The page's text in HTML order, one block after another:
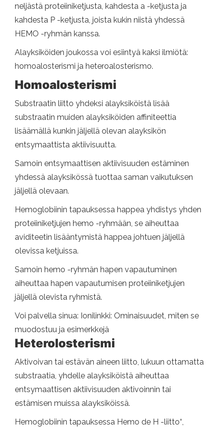
neljästä proteiiniketjusta, kahdesta a -ketjusta ja
kahdesta P -ketjusta, joista kukin niistä yhdessä
HEMO -ryhmän kanssa.
Alayksiköiden joukossa voi esiintyä kaksi ilmiötä:
homoalosterismi ja heteroalosterismo.
Homoalosterismi
Substraatin liitto yhdeksi alayksiköistä lisää
substraatin muiden alayksiköiden affiniteettia
lisäämällä kunkin jäljellä olevan alayksikön
entsymaattista aktiivisuutta.
Samoin entsymaattisen aktiivisuuden estäminen
yhdessä alayksikössä tuottaa saman vaikutuksen
jäljellä olevaan.
Hemoglobiinin tapauksessa happea yhdistys yhden
proteiiniketjujen hemo -ryhmään, se aiheuttaa
aviditeetin lisääntymistä happea johtuen jäljellä
olevissa ketjuissa.
Samoin hemo -ryhmän hapen vapautuminen
aiheuttaa hapen vapautumisen proteiiniketjujen
jäljellä olevista ryhmistä.
Voi palvella sinua: Ionilinkki: Ominaisuudet, miten se
muodostuu ja esimerkkejä
Heterolosterismi
Aktivoivan tai estävän aineen liitto, lukuun ottamatta
substraatia, yhdelle alayksiköistä aiheuttaa
entsymaattisen aktiivisuuden aktivoinnin tai
estämisen muissa alayksiköissä.
Hemoglobiinin tapauksessa Hemo de H -liitto+